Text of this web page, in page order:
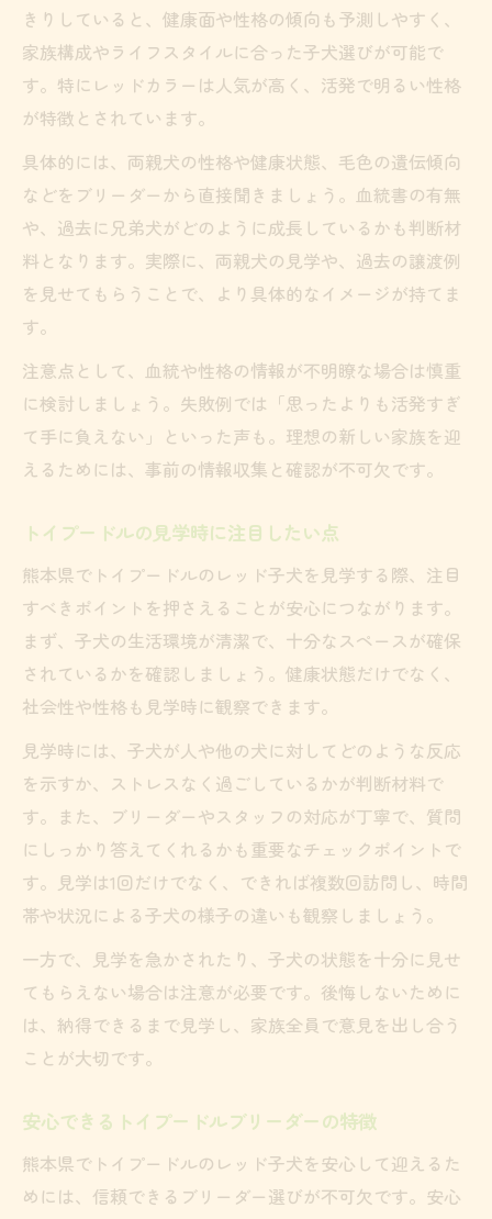
きりしていると、健康面や性格の傾向も予測しやすく、
家族構成やライフスタイルに合った子犬選びが可能で
す。特にレッドカラーは人気が高く、活発で明るい性格
が特徴とされています。
具体的には、両親犬の性格や健康状態、毛色の遺伝傾向
などをブリーダーから直接聞きましょう。血統書の有無
や、過去に兄弟犬がどのように成長しているかも判断材
料となります。実際に、両親犬の見学や、過去の譲渡例
を見せてもらうことで、より具体的なイメージが持てま
す。
注意点として、血統や性格の情報が不明瞭な場合は慎重
に検討しましょう。失敗例では「思ったよりも活発すぎ
て手に負えない」といった声も。理想の新しい家族を迎
えるためには、事前の情報収集と確認が不可欠です。
トイプードルの見学時に注目したい点
熊本県でトイプードルのレッド子犬を見学する際、注目
すべきポイントを押さえることが安心につながります。
まず、子犬の生活環境が清潔で、十分なスペースが確保
されているかを確認しましょう。健康状態だけでなく、
社会性や性格も見学時に観察できます。
見学時には、子犬が人や他の犬に対してどのような反応
を示すか、ストレスなく過ごしているかが判断材料で
す。また、ブリーダーやスタッフの対応が丁寧で、質問
にしっかり答えてくれるかも重要なチェックポイントで
す。見学は1回だけでなく、できれば複数回訪問し、時間
帯や状況による子犬の様子の違いも観察しましょう。
一方で、見学を急かされたり、子犬の状態を十分に見せ
てもらえない場合は注意が必要です。後悔しないために
は、納得できるまで見学し、家族全員で意見を出し合う
ことが大切です。
安心できるトイプードルブリーダーの特徴
熊本県でトイプードルのレッド子犬を安心して迎えるた
めには、信頼できるブリーダー選びが不可欠です。安心